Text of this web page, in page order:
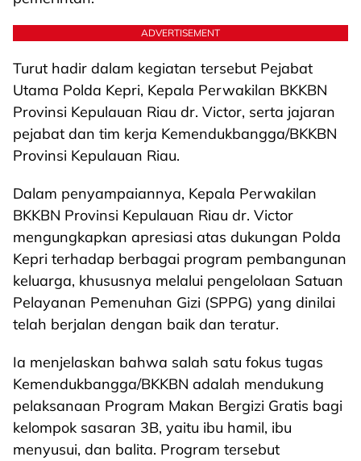
ADVERTISEMENT
Turut hadir dalam kegiatan tersebut Pejabat
Utama Polda Kepri, Kepala Perwakilan BKKBN
Provinsi Kepulauan Riau dr. Victor, serta jajaran
pejabat dan tim kerja Kemendukbangga/BKKBN
Provinsi Kepulauan Riau.
Dalam penyampaiannya, Kepala Perwakilan
BKKBN Provinsi Kepulauan Riau dr. Victor
mengungkapkan apresiasi atas dukungan Polda
Kepri terhadap berbagai program pembangunan
keluarga, khususnya melalui pengelolaan Satuan
Pelayanan Pemenuhan Gizi (SPPG) yang dinilai
telah berjalan dengan baik dan teratur.
Ia menjelaskan bahwa salah satu fokus tugas
Kemendukbangga/BKKBN adalah mendukung
pelaksanaan Program Makan Bergizi Gratis bagi
kelompok sasaran 3B, yaitu ibu hamil, ibu
menyusui, dan balita. Program tersebut